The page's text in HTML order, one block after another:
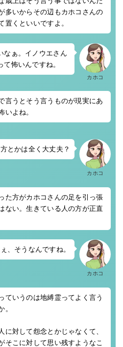
多いからその辺もカホコさんの
置くといいですよ。
カホコ
なぁ。イノウエさん
怖いんですね。
言うとそう言うものが現実にあ
いよね。
カホコ
とかは全く大丈夫？
た方がカホコさんの足を引っ張
ない。生きている人の方が正直
カホコ
、そうなんですね。
ていうのは地縛霊ってよく言う
。
に対して怨念とかじゃなくて、
そこに対して思い残すようなこ